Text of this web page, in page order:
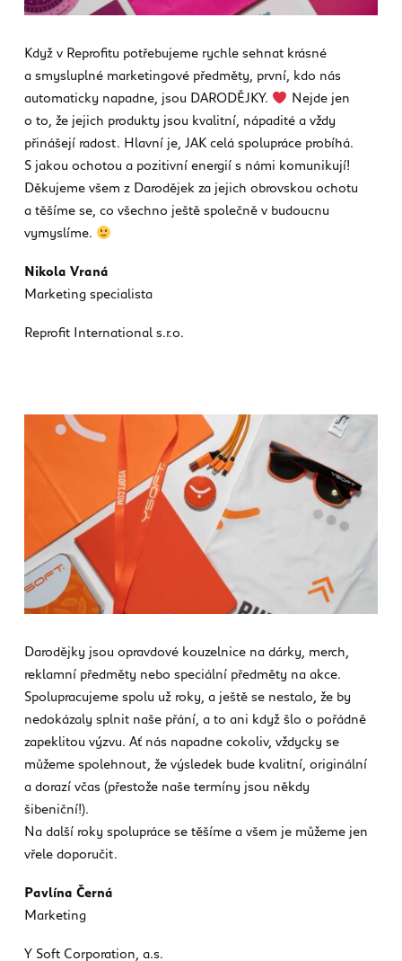
Když v Reprofitu potřebujeme rychle sehnat krásné
a smysluplné marketingové předměty, první, kdo nás
automaticky napadne, jsou DARODĚJKY.
Nejde jen
o to, že jejich produkty jsou kvalitní, nápadité a vždy
přinášejí radost. Hlavní je, JAK celá spolupráce probíhá.
S jakou ochotou a pozitivní energií s námi komunikují!
Děkujeme všem z Darodějek za jejich obrovskou ochotu
a těšíme se, co všechno ještě společně v budoucnu
vymyslíme.
Nikola Vraná
Marketing specialista
Reprofit International s.r.o.
Darodějky jsou opravdové kouzelnice na dárky, merch,
reklamní předměty nebo speciální předměty na akce.
Spolupracujeme spolu už roky, a ještě se nestalo, že by
nedokázaly splnit naše přání, a to ani když šlo o pořádně
zapeklitou výzvu. Ať nás napadne cokoliv, vždycky se
můžeme spolehnout, že výsledek bude kvalitní, originální
a dorazí včas (přestože naše termíny jsou někdy
šibeniční!).
Na další roky spolupráce se těšíme a všem je můžeme jen
vřele doporučit.
Pavlína Černá
Marketing
Y Soft Corporation, a.s.